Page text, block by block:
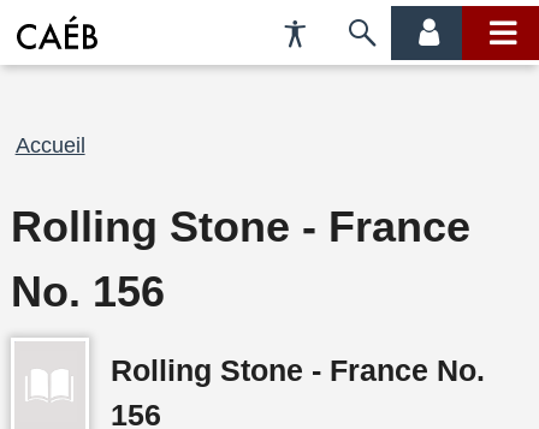
Préférences
d'accessibilité
Passer
menu
menu
Fil
Accueil
Rolling Stone - France
No. 156
Rolling Stone - France No.
156